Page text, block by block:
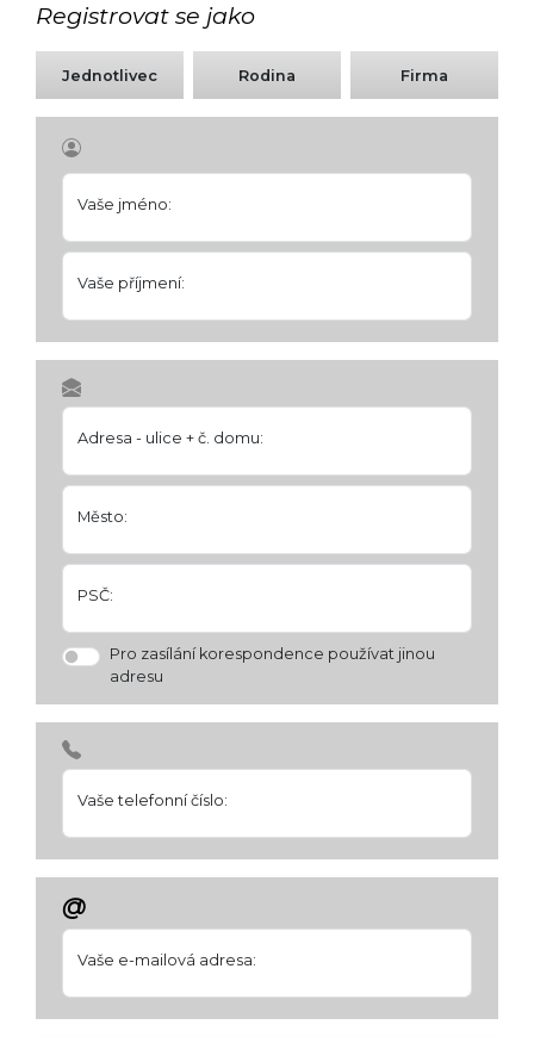
Registrovat se jako
Jednotlivec Rodina Firma
Vaše jméno:
Vaše příjmení:
Adresa - ulice + č. domu:
Město:
PSČ:
Pro zasílání korespondence používat jinou
adresu
Vaše telefonní číslo:
@
Vaše e-mailová adresa: